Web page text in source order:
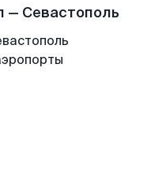
— Севастополь